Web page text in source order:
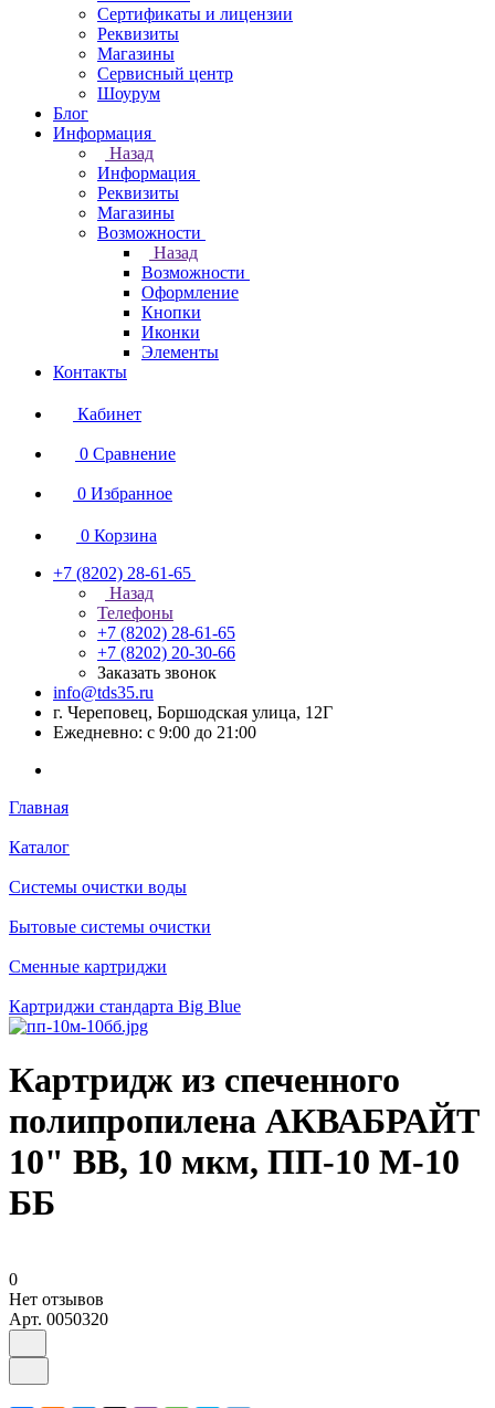
Сертификаты и лицензии
Реквизиты
Магазины
Сервисный центр
Шоурум
Блог
Информация
Назад
Информация
Реквизиты
Магазины
Возможности
Назад
Возможности
Оформление
Кнопки
Иконки
Элементы
Контакты
Кабинет
0 Сравнение
0 Избранное
0 Корзина
+7 (8202) 28‑61-65
Назад
Телефоны
+7 (8202) 28‑61-65
+7 (8202) 20‑30-66
Заказать звонок
info@tds35.ru
г. Череповец, Боршодская улица, 12Г
Ежедневно: с 9:00 до 21:00
Главная
Каталог
Системы очистки воды
Бытовые системы очистки
Сменные картриджи
Картриджи стандарта Big Blue
Картридж из спеченного
полипропилена АКВАБРАЙТ
10" BB, 10 мкм, ПП-10 М-10
ББ
0
Нет отзывов
Арт. 0050320